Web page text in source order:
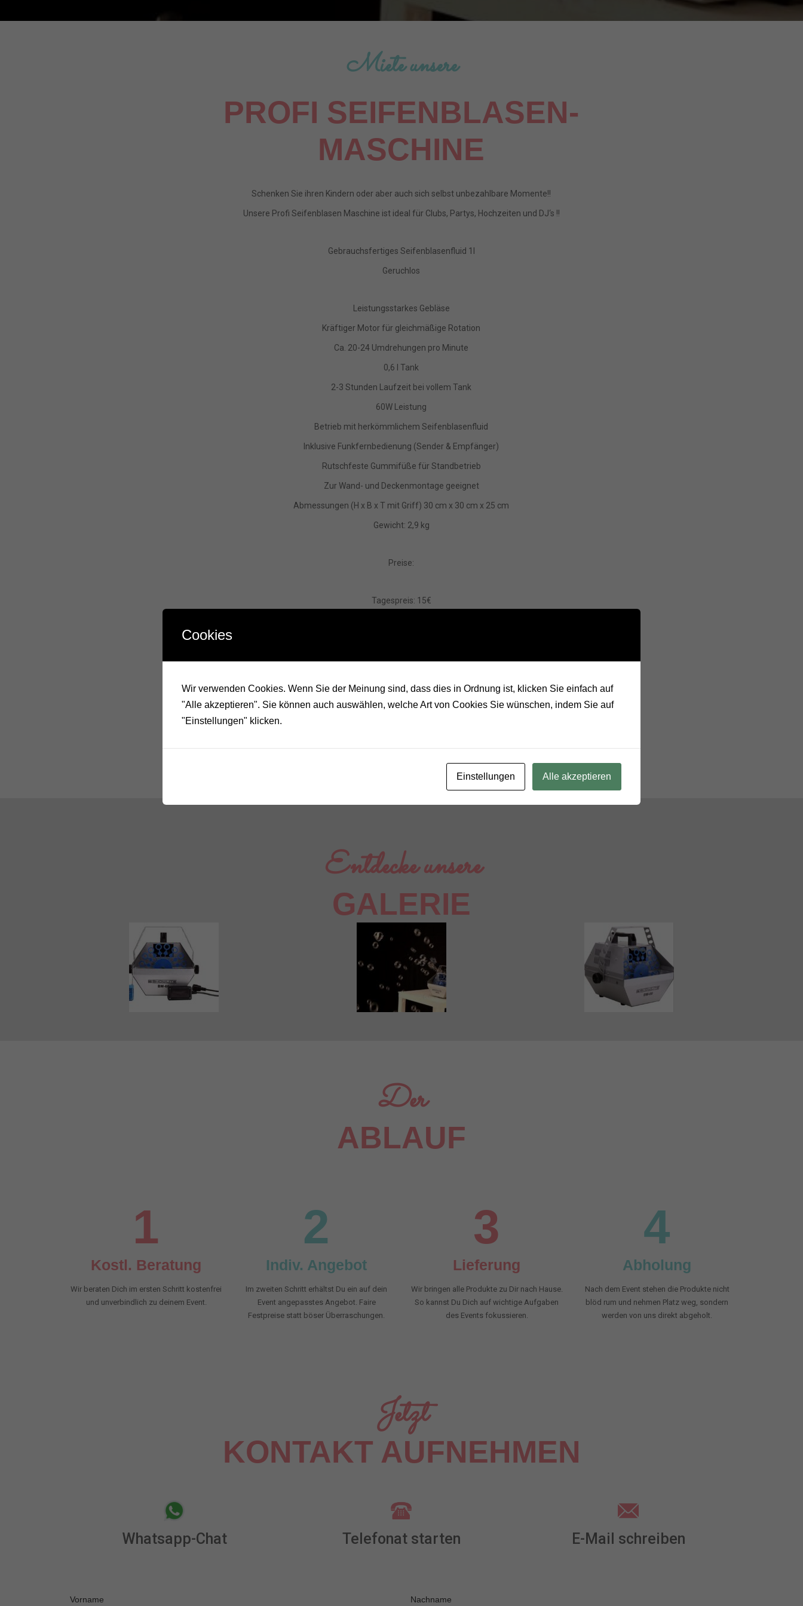
Miete unsere
PROFI SEIFENBLASEN-
MASCHINE
Schenken Sie ihren Kindern oder aber auch sich selbst unbezahlbare Momente!!
Unsere Profi Seifenblasen Maschine ist ideal für Clubs, Partys, Hochzeiten und DJ‘s !!
Gebrauchsfertiges Seifenblasenfluid 1l
Geruchlos
Leistungsstarkes Gebläse
Kräftiger Motor für gleichmäßige Rotation
Ca. 20-24 Umdrehungen pro Minute
0,6 l Tank
2-3 Stunden Laufzeit bei vollem Tank
60W Leistung
Betrieb mit herkömmlichem Seifenblasenfluid
Inklusive Funkfernbedienung (Sender & Empfänger)
Rutschfeste Gummifüße für Standbetrieb
Zur Wand- und Deckenmontage geeignet
Abmessungen (H x B x T mit Griff) 30 cm x 30 cm x 25 cm
Gewicht: 2,9 kg
Preise:
Tagespreis: 15€
Entdecke unsere
GALERIE
Der
ABLAUF
1
Kostl. Beratung
Wir beraten Dich im ersten Schritt kostenfrei
und unverbindlich zu deinem Event.
2
Indiv. Angebot
Im zweiten Schritt erhältst Du ein auf dein
Event angepasstes Angebot. Faire
Festpreise statt böser Überraschungen.
3
Lieferung
Wir bringen alle Produkte zu Dir nach Hause.
So kannst Du Dich auf wichtige Aufgaben
des Events fokussieren.
4
Abholung
Nach dem Event stehen die Produkte nicht
blöd rum und nehmen Platz weg, sondern
werden von uns direkt abgeholt.
Jetzt
KONTAKT AUFNEHMEN
Whatsapp-Chat Telefonat starten E-Mail schreiben
Vorname Nachname
Cookies
Wir verwenden Cookies. Wenn Sie der Meinung sind, dass dies in Ordnung ist, klicken Sie einfach auf
"Alle akzeptieren". Sie können auch auswählen, welche Art von Cookies Sie wünschen, indem Sie auf
"Einstellungen" klicken.
Einstellungen Alle akzeptieren